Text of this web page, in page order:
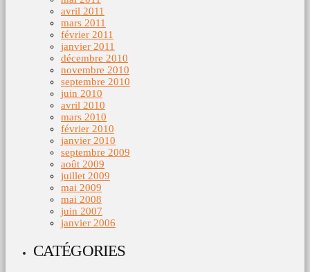
avril 2011
mars 2011
février 2011
janvier 2011
décembre 2010
novembre 2010
septembre 2010
juin 2010
avril 2010
mars 2010
février 2010
janvier 2010
septembre 2009
août 2009
juillet 2009
mai 2009
mai 2008
juin 2007
janvier 2006
CATÉGORIES